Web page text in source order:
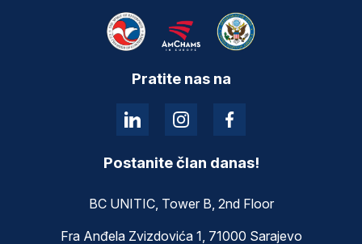
Pratite nas na
Postanite član danas!
BC UNITIC, Tower B, 2nd Floor
Fra Anđela Zvizdovića 1, 71000 Sarajevo